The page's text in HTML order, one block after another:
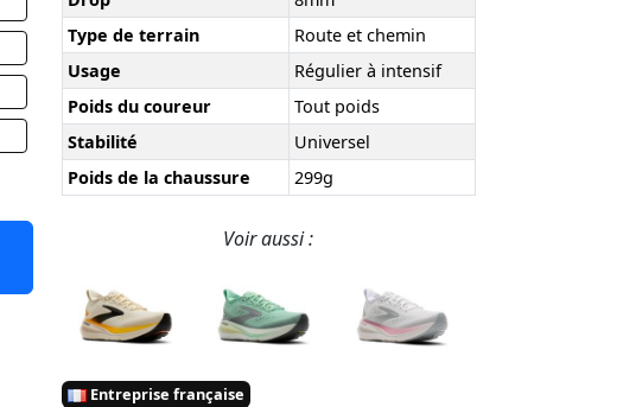
Type de terrain
Route et chemin
Usage
Régulier à intensif
Poids du coureur
Tout poids
Stabilité
Universel
Poids de la chaussure
299g
Voir aussi :
Entreprise française